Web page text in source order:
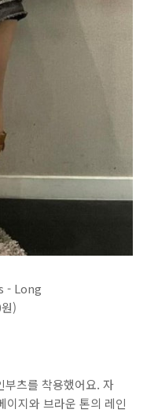
- Long
)
부츠를 착용했어요. 자
이지와 브라운 톤의 레인